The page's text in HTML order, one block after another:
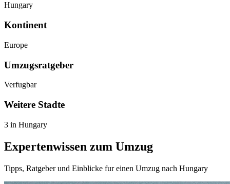
Hungary
Kontinent
Europe
Umzugsratgeber
Verfugbar
Weitere Stadte
3 in Hungary
Expertenwissen zum Umzug
Tipps, Ratgeber und Einblicke fur einen Umzug nach Hungary